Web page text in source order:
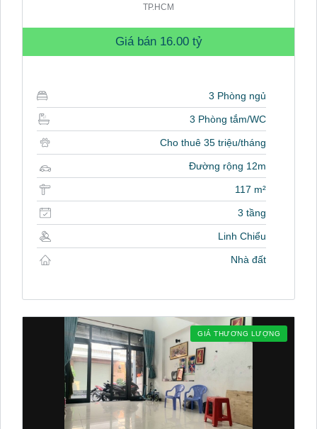
TP.HCM
Giá bán 16.00 tỷ
3 Phòng ngủ
3 Phòng tắm/WC
Cho thuê 35 triệu/tháng
Đường rộng 12m
117 m²
3 tầng
Linh Chiểu
Nhà đất
GIÁ THƯƠNG LƯỢNG